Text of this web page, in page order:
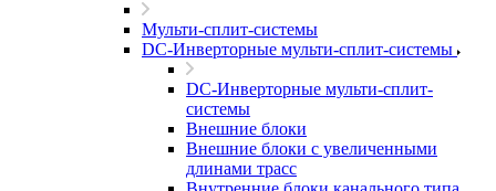
Мульти-сплит-системы
DC-Инверторные мульти-сплит-системы
DC-Инверторные мульти-сплит-
системы
Внешние блоки
Внешние блоки с увеличенными
длинами трасс